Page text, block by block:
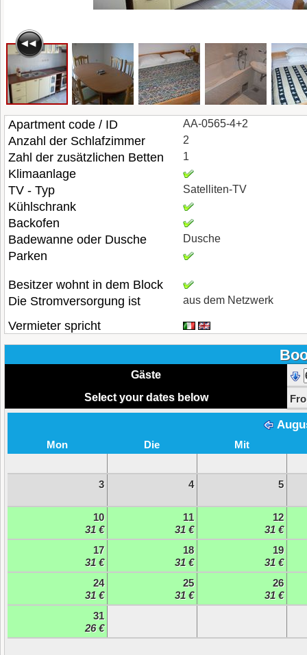
Apartment code / ID AA-0565-4+2
Anzahl der Schlafzimmer 2
Zahl der zusätzlichen Betten 1
Klimaanlage
TV - Typ
Satelliten-TV
Kühlschrank
Backofen
Badewanne oder Dusche
Dusche
Parken
Besitzer wohnt in dem Block
Die Stromversorgung ist
aus dem Netzwerk
Vermieter spricht
Gäste
Select your dates below
Mon Die Mit
3 4 5
10
31 €
11
31 €
12
31 €
17
31 €
18
31 €
19
31 €
24
31 €
25
31 €
26
31 €
31
26 €